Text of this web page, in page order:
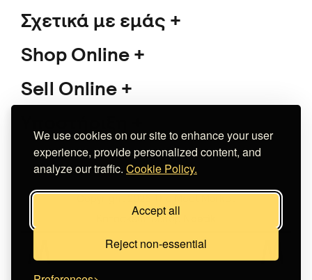
We use cookies on our site to enhance your user
experience, provide personalized content, and
analyze our traffic. Cookie Policy.
Accept all
Reject non-essential
Σχετικά με εμάς
Shop Online
Sell Online
Κατασκευή eshop